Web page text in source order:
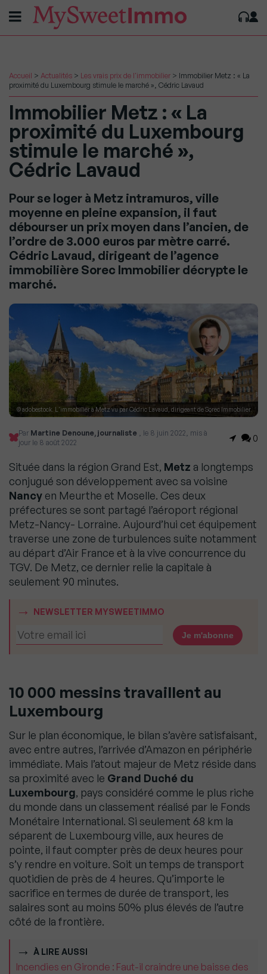
Accueil > Actualités > Les vrais prix de l'immobilier > Immobilier Metz : « La
proximité du Luxembourg stimule le marché », Cédric Lavaud
Immobilier Metz : « La
proximité du Luxembourg
stimule le marché »,
Cédric Lavaud
Pour se loger à Metz intramuros, ville
moyenne en pleine expansion, il faut
débourser un prix moyen dans l’ancien, de
l’ordre de 3.000 euros par mètre carré.
Cédric Lavaud, dirigeant de l’agence
immobilière Sorec Immobilier décrypte le
marché.
© adobestock. L'immobilier à Metz vu par Cédric Lavaud, dirigeant de Sorec Immobilier.
Par Martine Denoune, journaliste , le 8 juin 2022, mis à
jour le 8 août 2022
0
Située dans la région Grand Est, Metz a longtemps
conjugué son développement avec sa voisine
Nancy en Meurthe et Moselle. Ces deux
préfectures se sont partagé l’aéroport régional
Metz-Nancy- Lorraine. Aujourd’hui cet équipement
traverse une zone de turbulences suite notamment
au départ d’Air France et à la vive concurrence du
TGV. De Metz, ce dernier relie la capitale à
seulement 90 minutes.
NEWSLETTER MYSWEETIMMO
10 000 messins travaillent au
Luxembourg
Sur le plan économique, le bilan s’avère satisfaisant,
avec entre autres, l’arrivée d’Amazon en périphérie
immédiate. Mais l’atout majeur de Metz réside dans
sa proximité avec le Grand Duché du
Luxembourg, pays considéré comme le plus riche
du monde dans un classement réalisé par le Fonds
Monétaire International. Si seulement 68 km la
séparent de Luxembourg ville, aux heures de
pointe, il faut compter près de deux heures pour
s’y rendre en voiture. Soit un temps de transport
quotidien de près de 4 heures. Qu’importe le
sacrifice en termes de durée de transport, les
salaires sont au moins 50% plus élevés de l’autre
côté de la frontière.
À LIRE AUSSI
Incendies en Gironde : Faut-il craindre une baisse des